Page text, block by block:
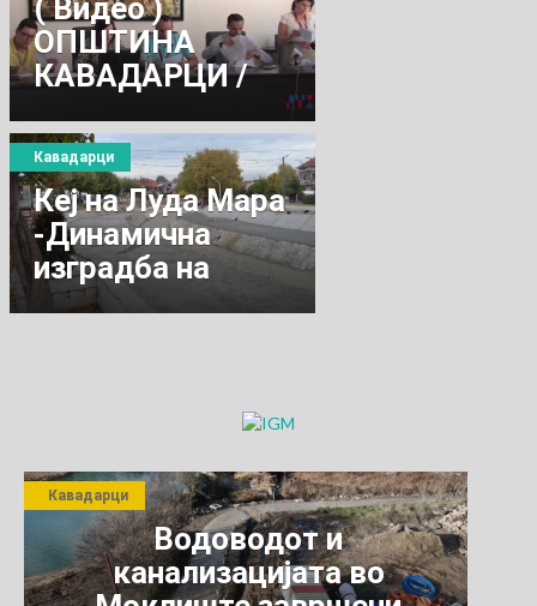
( Видео )
ОПШТИНА
КАВАДАРЦИ /
ИЗВЛЕКУВАЊЕ
ЗА СУБВЕНЦИИ
ЗА ВЕЛOСИПЕД
Кеј на Луда Мара
-Динамична
изградба на
потегот до
Кавадарци
Водоводот и
канализацијата во
Кавадарци